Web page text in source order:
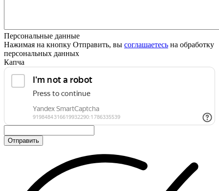
Персональные данные
Нажимая на кнопку Отправить, вы соглашаетесь на обработку
персональных данных
Капча
Отправить